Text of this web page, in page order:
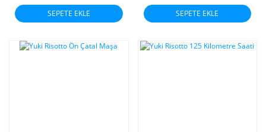
SEPETE EKLE
SEPETE EKLE